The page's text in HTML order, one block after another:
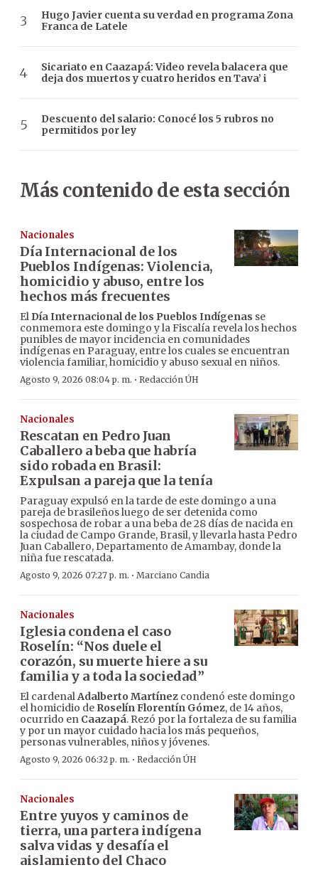
Hugo Javier cuenta su verdad en programa Zona
Franca de Latele
Sicariato en Caazapá: Video revela balacera que
deja dos muertos y cuatro heridos en Tava’ i
Descuento del salario: Conocé los 5 rubros no
permitidos por ley
Más contenido de esta sección
Nacionales
Día Internacional de los
Pueblos Indígenas: Violencia,
homicidio y abuso, entre los
hechos más frecuentes
El Día Internacional de los Pueblos Indígenas se
conmemora este domingo y la Fiscalía revela los hechos
punibles de mayor incidencia en comunidades
indígenas en Paraguay, entre los cuales se encuentran
violencia familiar, homicidio y abuso sexual en niños.
Agosto 9, 2026 08:04 p. m. · Redacción ÚH
Nacionales
Rescatan en Pedro Juan
Caballero a beba que habría
sido robada en Brasil:
Expulsan a pareja que la tenía
Paraguay expulsó en la tarde de este domingo a una
pareja de brasileños luego de ser detenida como
sospechosa de robar a una beba de 28 días de nacida en
la ciudad de Campo Grande, Brasil, y llevarla hasta Pedro
Juan Caballero, Departamento de Amambay, donde la
niña fue rescatada.
Agosto 9, 2026 07:27 p. m. · Marciano Candia
Nacionales
Iglesia condena el caso
Roselín: “Nos duele el
corazón, su muerte hiere a su
familia y a toda la sociedad”
El cardenalAdalberto Martínez condenó este domingo
el homicidio de Roselín Florentín Gómez, de 14 años,
ocurrido en Caazapá. Rezó por la fortaleza de su familia
y por un mayor cuidado hacia los más pequeños,
personas vulnerables, niños y jóvenes.
Agosto 9, 2026 06:32 p. m. · Redacción ÚH
Nacionales
Entre yuyos y caminos de
tierra, una partera indígena
salva vidas y desafía el
aislamiento del Chaco